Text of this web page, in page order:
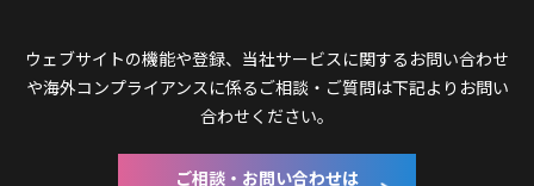
ウェブサイトの機能や登録、当社サービスに関するお問い合わせ
や海外コンプライアンスに係るご相談・ご質問は下記よりお問い
合わせください。
ご相談・お問い合わせは